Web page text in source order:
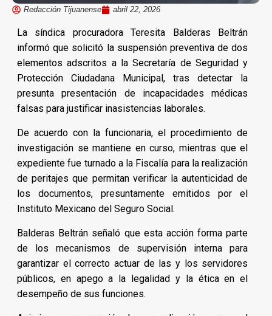
Redacción Tijuanense abril 22, 2026
La síndica procuradora Teresita Balderas Beltrán
informó que solicitó la suspensión preventiva de dos
elementos adscritos a la Secretaría de Seguridad y
Protección Ciudadana Municipal, tras detectar la
presunta presentación de incapacidades médicas
falsas para justificar inasistencias laborales.
De acuerdo con la funcionaria, el procedimiento de
investigación se mantiene en curso, mientras que el
expediente fue turnado a la Fiscalía para la realización
de peritajes que permitan verificar la autenticidad de
los documentos, presuntamente emitidos por el
Instituto Mexicano del Seguro Social.
Balderas Beltrán señaló que esta acción forma parte
de los mecanismos de supervisión interna para
garantizar el correcto actuar de las y los servidores
públicos, en apego a la legalidad y la ética en el
desempeño de sus funciones.